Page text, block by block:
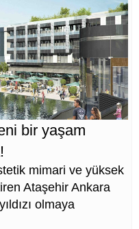
bir yaşam
mimari ve yüksek
Ataşehir Ankara
olmaya